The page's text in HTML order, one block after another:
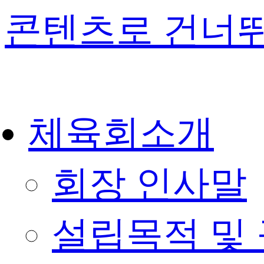
콘텐츠로 건너
체육회소개
회장 인사말
설립목적 및